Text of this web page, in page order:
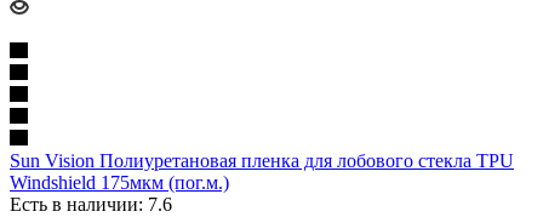
Sun Vision Полиуретановая пленка для лобового стекла TPU
Windshield 175мкм (пог.м.)
Есть в наличии: 7.6